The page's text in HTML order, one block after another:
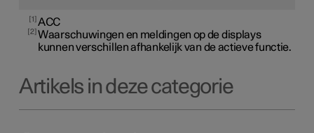
1 ACC
2 Waarschuwingen en meldingen op de displays
kunnen verschillen afhankelijk van de actieve functie.
Artikels in deze categorie